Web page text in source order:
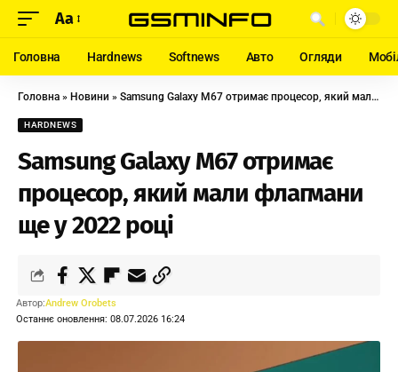
Aa
Головна Hardnews Softnews Авто Огляди
Головна » Новини » Samsung Galaxy M67 отримає процесор, який мали флагмани ще у 2022 році
HARDNEWS
Samsung Galaxy M67 отримає
процесор, який мали флагмани
ще у 2022 році
Останнє оновлення: 08.07.2026 16:24
Автор:Andrew Orobets